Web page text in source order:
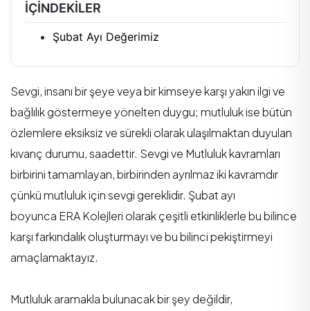
İÇINDEKILER
Şubat Ayı Değerimiz
Sevgi, insanı bir şeye veya bir kimseye karşı yakın ilgi ve
bağlılık göstermeye yönelten duygu; mutluluk ise bütün
özlemlere eksiksiz ve sürekli olarak ulaşılmaktan duyulan
kıvanç durumu, saadettir. Sevgi ve Mutluluk kavramları
birbirini tamamlayan, birbirinden ayrılmaz iki kavramdır
çünkü mutluluk için sevgi gereklidir. Şubat ayı
boyunca ERA Kolejleri olarak çeşitli etkinliklerle bu bilince
karşı farkındalık oluşturmayı ve bu bilinci pekiştirmeyi
amaçlamaktayız.
Mutluluk aramakla bulunacak bir şey değildir,